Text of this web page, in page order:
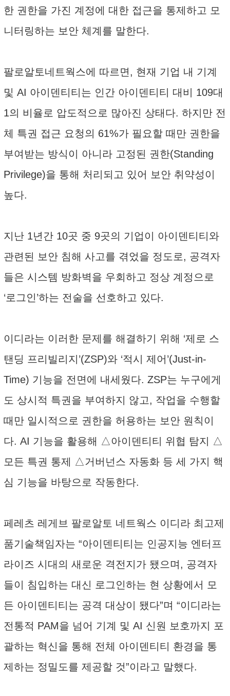
한 권한을 가진 계정에 대한 접근을 통제하고 모
니터링하는 보안 체계를 말한다.
팔로알토네트웍스에 따르면, 현재 기업 내 기계
및 AI 아이덴티티는 인간 아이덴티티 대비 109대
1의 비율로 압도적으로 많아진 상태다. 하지만 전
체 특권 접근 요청의 61%가 필요할 때만 권한을
부여받는 방식이 아니라 고정된 권한(Standing
Privilege)을 통해 처리되고 있어 보안 취약성이
높다.
지난 1년간 10곳 중 9곳의 기업이 아이덴티티와
관련된 보안 침해 사고를 겪었을 정도로, 공격자
들은 시스템 방화벽을 우회하고 정상 계정으로
‘로그인’하는 전술을 선호하고 있다.
이디라는 이러한 문제를 해결하기 위해 ‘제로 스
탠딩 프리빌리지’(ZSP)와 ‘적시 제어’(Just-in-
Time) 기능을 전면에 내세웠다. ZSP는 누구에게
도 상시적 특권을 부여하지 않고, 작업을 수행할
때만 일시적으로 권한을 허용하는 보안 원칙이
다. AI 기능을 활용해 △아이덴티티 위협 탐지 △
모든 특권 통제 △거버넌스 자동화 등 세 가지 핵
심 기능을 바탕으로 작동한다.
페레츠 레게브 팔로알토 네트웍스 이디라 최고제
품기술책임자는 “아이덴티티는 인공지능 엔터프
라이즈 시대의 새로운 격전지가 됐으며, 공격자
들이 침입하는 대신 로그인하는 현 상황에서 모
든 아이덴티티는 공격 대상이 됐다”며 “이디라는
전통적 PAM을 넘어 기계 및 AI 신원 보호까지 포
괄하는 혁신을 통해 전체 아이덴티티 환경을 통
제하는 정밀도를 제공할 것”이라고 말했다.